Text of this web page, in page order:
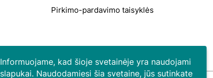
Pirkimo-pardavimo taisyklės
Informuojame, kad šioje svetainėje yra naudojami
slapukai. Naudodamiesi šia svetaine, jūs sutinkate